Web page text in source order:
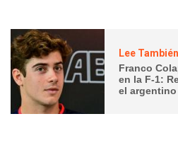
Lee
Franco
en la F-1:
el argentino